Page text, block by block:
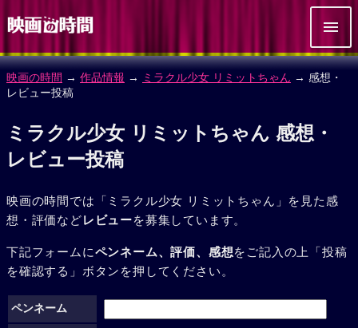
映画の時間 → 作品情報 → ミラクル少女 リミットちゃん → 感想・
レビュー投稿
ミラクル少女 リミットちゃん 感想・
レビュー投稿
映画の時間では「ミラクル少女 リミットちゃん」を見た感
想・評価などレビューを募集しています。
下記フォームにペンネーム、評価、感想をご記入の上「投稿
を確認する」ボタンを押してください。
ペンネーム